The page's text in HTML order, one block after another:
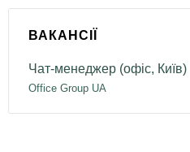
ВАКАНСІЇ
Чат-менеджер (офіс, Київ)
Office Group UA